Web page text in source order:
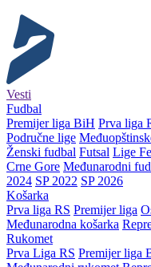
Vesti
Fudbal
Premijer liga BiH Prva liga
Područne lige
Ženski fudbal Futsal Lige
Crne Gore Međunarodni
2024 SP 2022 SP 2026
Košarka
Prva liga RS Premijer liga
Međunarodna košarka
Rukomet
Prva Liga RS Premijer liga